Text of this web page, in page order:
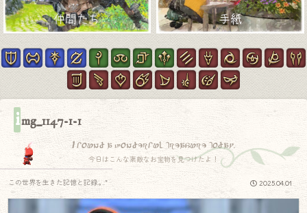
仲間たち 手紙
img_1147-1-1
I found a wonderful treasure today.
今日はこんな素敵なお宝物を見つけたよ！
2025.04.01
この世界を生きた記憶と記録.｡.:*